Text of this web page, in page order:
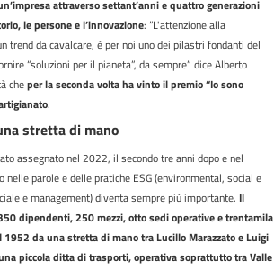
attraverso settant’anni e quattro generazioni
le persone e l’innovazione: “L'attenzione alla
trend da cavalcare, è per noi uno dei pilastri fondanti del
“soluzioni per il pianeta”, da sempre” dice Alberto
cheper la seconda volta ha vinto il premio “Io sono
.
stretta di mano
assegnato nel 2022, il secondo tre anni dopo e nel
parole e delle pratiche ESG (environmental, social e
e management) diventa sempre più importante. Il
dipendenti, 250 mezzi, otto sedi operative e trentamila
da una stretta di mano tra Lucillo Marazzato e Luigi
piccola ditta di trasporti, operativa soprattutto tra Valle